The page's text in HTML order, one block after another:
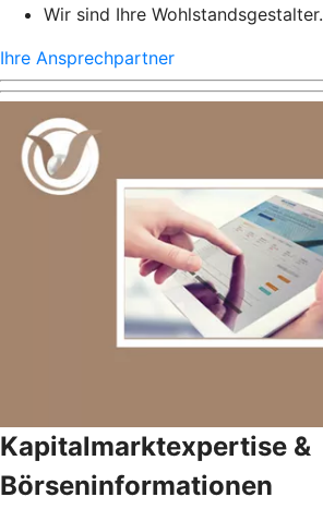
Wir sind Ihre Wohlstandsgestalter.
Ihre Ansprechpartner
Kapitalmarktexpertise &
Börseninformationen